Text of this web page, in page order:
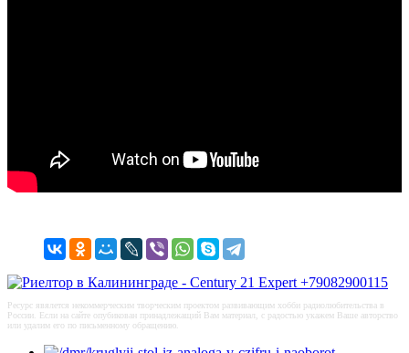
Ресурс явялется некоммерческим творческим проектом развивающим хобби радиолюбительства в
России. Если на сайте опубикован принадлежащий Вам материал, с радостью укажем Ваше авторство
или удалим его по письменному обращению.